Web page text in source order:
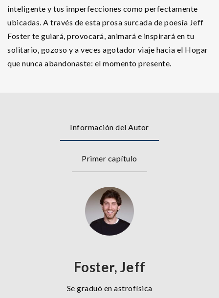
inteligente y tus imperfecciones como perfectamente
ubicadas. A través de esta prosa surcada de poesía Jeff
Foster te guiará, provocará, animará e inspirará en tu
solitario, gozoso y a veces agotador viaje hacia el Hogar
que nunca abandonaste: el momento presente.
Información del Autor
Primer capítulo
Foster, Jeff
Se graduó en astrofísica